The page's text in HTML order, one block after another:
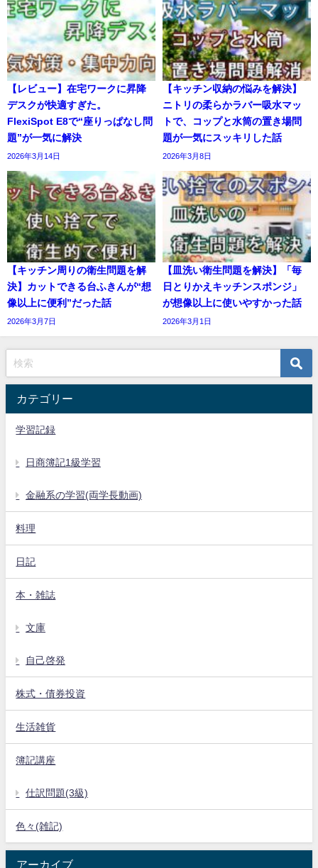
【レビュー】在宅ワークに昇降
デスクが快適すぎた。
FlexiSpot E8で“座りっぱなし問
題”が一気に解決
2026年3月14日
【キッチン収納の悩みを解決】
ニトリの柔らかラバー吸水マッ
トで、コップと水筒の置き場問
題が一気にスッキリした話
2026年3月8日
【キッチン周りの衛生問題を解
決】カットできる台ふきんが“想
像以上に便利”だった話
2026年3月7日
【皿洗い衛生問題を解決】「毎
日とりかえキッチンスポンジ」
が想像以上に使いやすかった話
2026年3月1日
カテゴリー
学習記録
日商簿記1級学習
金融系の学習(両学長動画)
料理
日記
本・雑誌
文庫
自己啓発
株式・債券投資
生活雑貨
簿記講座
仕訳問題(3級)
色々(雑記)
アーカイブ